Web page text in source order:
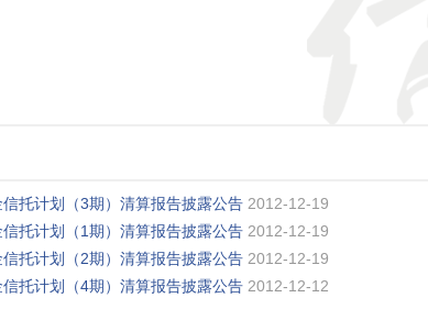
托计划（3期）清算报告披露公告 2012-12-19
托计划（1期）清算报告披露公告 2012-12-19
托计划（2期）清算报告披露公告 2012-12-19
托计划（4期）清算报告披露公告 2012-12-12